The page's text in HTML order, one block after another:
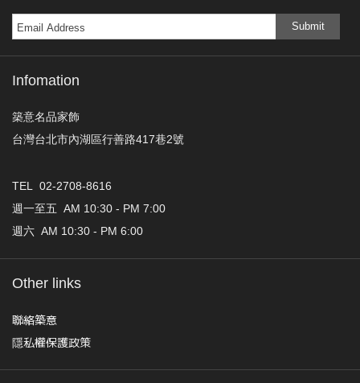
Submit
Infomation
築意名品家飾
台灣台北市內湖區行善路417巷2號
TEL 02-2708-8616
週一至五 AM 10:30 - PM 7:00
週六 AM 10:30 - PM 6:00
Other links
聯絡築意
隱私權保護政策